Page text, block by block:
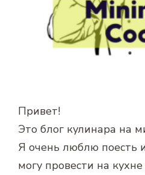
Привет!
Это блог кулинара на
Я очень люблю поесть
могу провести на